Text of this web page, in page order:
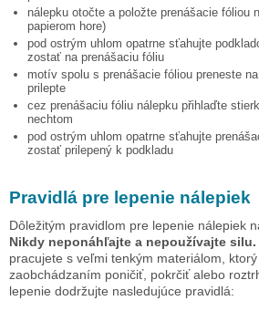
nálepku otočte a položte prenášacie fóliou
papierom hore)
pod ostrým uhlom opatrne sťahujte
zostať na prenášaciu fóliu
motív spolu s prenášacie fóliou preneste
prilepte
cez prenášaciu fóliu nálepku přihlaďte
nechtom
pod ostrým uhlom opatrne sťahujte
zostať prilepený k podkladu
Pravidlá pre lepenie nálepiek
Dôležitým pravidlom pre lepenie nálepiek
Nikdy neponáhľajte a nepoužívajte silu.
pracujete s veľmi tenkým materiálom,
zaobchádzaním poničiť, pokrčiť alebo
lepenie dodržujte nasledujúce pravidlá: